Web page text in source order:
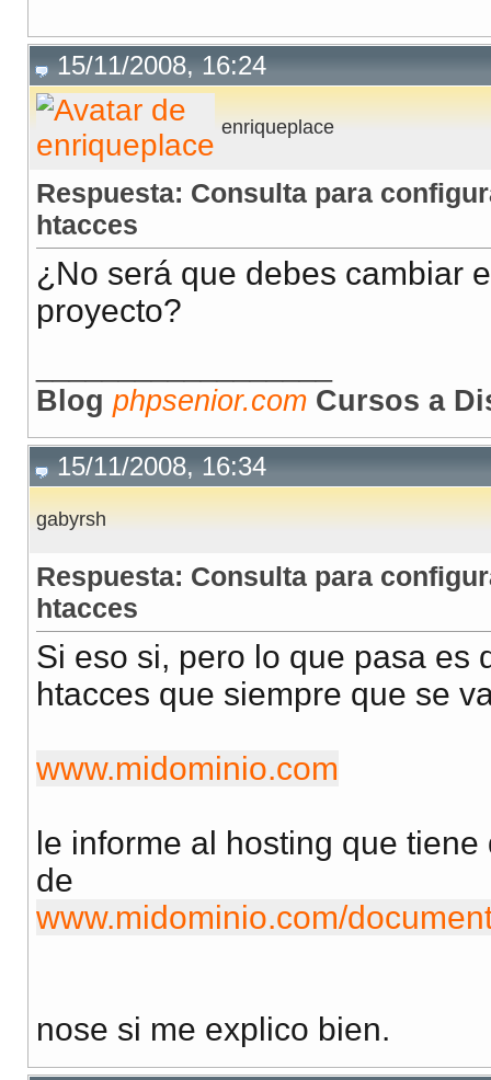
15/11/2008, 16:24
enriqueplace
Respuesta: Consulta para
htacces
¿No será que debes cambiar
proyecto?
Blog phpsenior.com Cursos a
15/11/2008, 16:34
gabyrsh
Respuesta: Consulta para
htacces
Si eso si, pero lo que pasa es
htacces que siempre que se
www.midominio.com
le informe al hosting que
de
www.midominio.com/
nose si me explico bien.